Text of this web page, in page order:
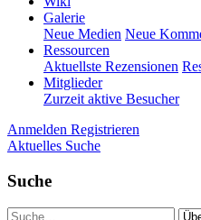
Galerie
Neue Medien Neue
Ressourcen
Aktuellste Rezensionen
Mitglieder
Zurzeit aktive Besucher
Anmelden Registrieren
Aktuelles Suche
Suche